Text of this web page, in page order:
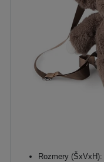
Rozmery (ŠxVxH):